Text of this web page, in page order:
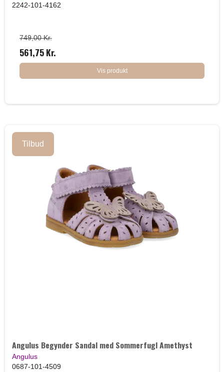
2242-101-4162
749,00 Kr.
561,75 Kr.
Vis produkt
Tilbud
Angulus Begynder Sandal med Sommerfugl Amethyst
Angulus
0687-101-4509